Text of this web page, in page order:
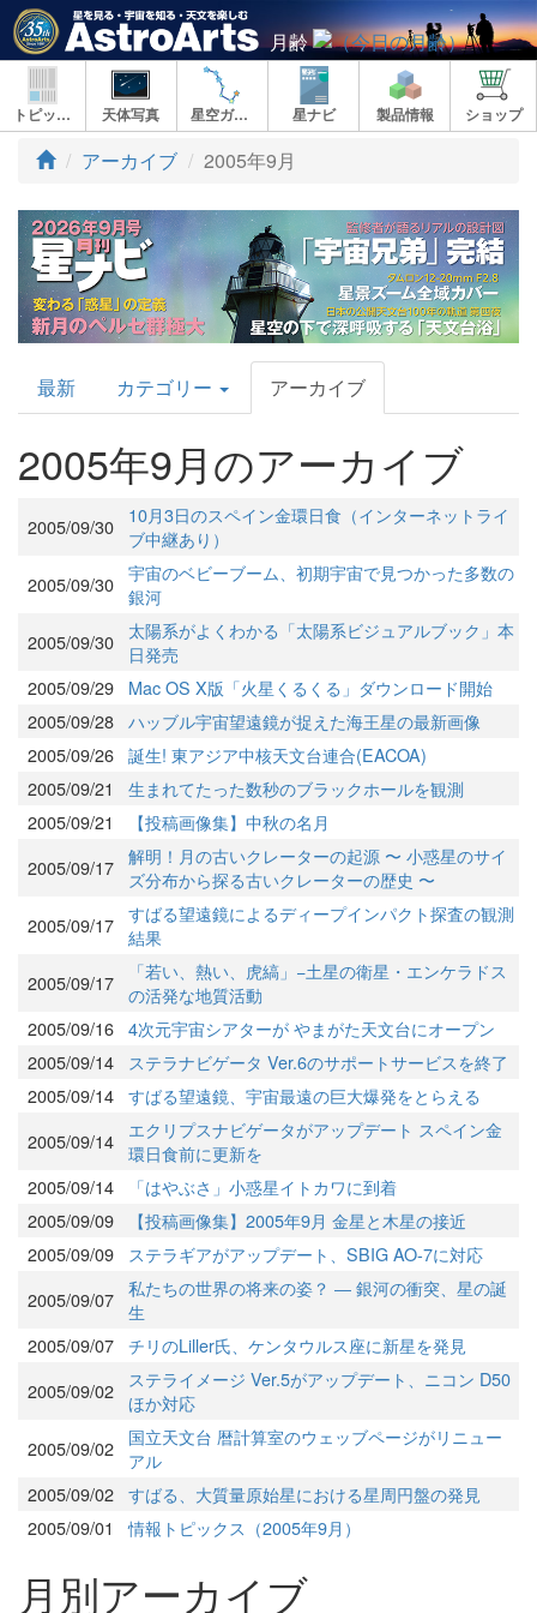
月齢
トピックス 天体写真 星空ガイド 星ナビ 製品情報 ショップ
アーカイブ 2005年9月
AstroArts
Topics
最新 カテゴリー アーカイブ
2005年9月のアーカイブ
2005/09/30
10月3日のスペイン金環日食（インターネットライ
ブ中継あり）
2005/09/30 宇宙のベビーブーム、初期宇宙で見つかった多数の
銀河
2005/09/30
太陽系がよくわかる「太陽系ビジュアルブック」本
日発売
2005/09/29
Mac OS X版「火星くるくる」ダウンロード開始
2005/09/28 ハッブル宇宙望遠鏡が捉えた海王星の最新画像
2005/09/26 誕生! 東アジア中核天文台連合(EACOA)
2005/09/21
生まれてたった数秒のブラックホールを観測
2005/09/21
【投稿画像集】中秋の名月
2005/09/17 解明！月の古いクレーターの起源 〜 小惑星のサイ
ズ分布から探る古いクレーターの歴史 〜
2005/09/17 すばる望遠鏡によるディープインパクト探査の観測
結果
2005/09/17
「若い、熱い、虎縞」−土星の衛星・エンケラドス
の活発な地質活動
2005/09/16 4次元宇宙シアターが やまがた天文台にオープン
2005/09/14
ステラナビゲータ Ver.6のサポートサービスを終了
2005/09/14 すばる望遠鏡、宇宙最遠の巨大爆発をとらえる
2005/09/14
エクリプスナビゲータがアップデート スペイン金
環日食前に更新を
2005/09/14
「はやぶさ」小惑星イトカワに到着
2005/09/09
【投稿画像集】2005年9月 金星と木星の接近
2005/09/09
ステラギアがアップデート、SBIG AO-7に対応
2005/09/07 私たちの世界の将来の姿？ ― 銀河の衝突、星の誕
生
2005/09/07 チリのLiller氏、ケンタウルス座に新星を発見
2005/09/02
ステライメージ Ver.5がアップデート、ニコン D50
ほか対応
2005/09/02
国立天文台 暦計算室のウェッブページがリニュー
アル
2005/09/02 すばる、大質量原始星における星周円盤の発見
2005/09/01
情報トピックス（2005年9月）
月別アーカイブ